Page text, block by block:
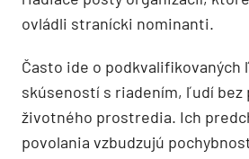
ovládli stranícki nominanti.
Často ide o podkvalifikovaných
skúseností s riadením, ľudí bez
životného prostredia. Ich
povolania vzbudzujú